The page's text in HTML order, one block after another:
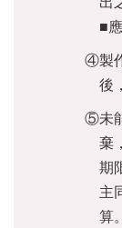
■
④製
後
⑤未
棄
期
主
算。